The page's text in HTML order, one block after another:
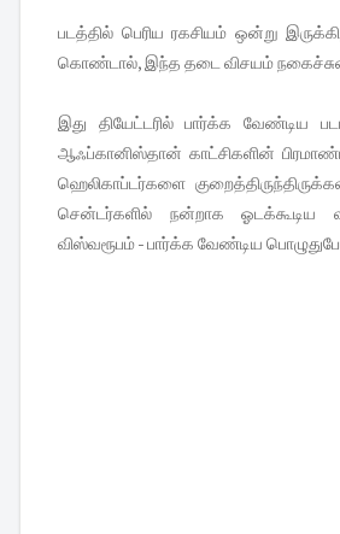
படத்தில் பெரிய ரகசியம் ஒன்று
கொண்டால், இந்த தடை விசயம்
இது தியேட்டரில் பார்க்க வேண்டிய
ஆஃப்கானிஸ்தான் காட்சிகளின்
ஹெலிகாப்டர்களை
சென்டர்களில் நன்றாக ஓடக்கூடிய
விஸ்வரூபம் - பார்க்க வேண்டிய